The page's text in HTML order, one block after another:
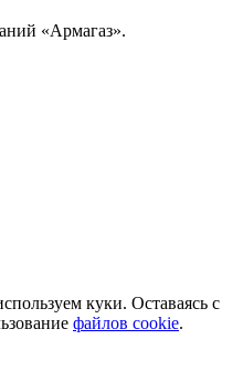
«Армагаз».
куки. Оставаясь с
файлов cookie.